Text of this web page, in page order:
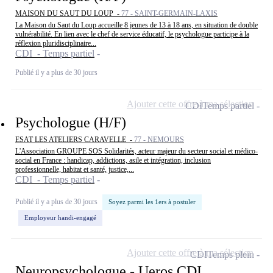
MAISON DU SAUT DU LOUP - 77 - SAINT-GERMAIN-LAXIS
La Maison du Saut du Loup accueille 8 jeunes de 13 à 18 ans, en situation de double
vulnérabilité. En lien avec le chef de service éducatif, le psychologue participe à la
réflexion pluridisciplinaire...
CDI - Temps partiel
Publié il y a plus de 30 jours
Psychologue (H/F)
ESAT LES ATELIERS CARAVELLE - 77 - NEMOURS
L'Association GROUPE SOS Solidarités, acteur majeur du secteur social et médico-
social en France : handicap, addictions, asile et intégration, inclusion
professionnelle, habitat et santé, justice,...
CDI - Temps partiel
Publié il y a plus de 30 jours Soyez parmi les 1ers à postuler
Employeur handi-engagé
CDITemps partiel
Ajouter cette offre à ma sélection
CDITemps plein
Ajouter cette offre à ma sélection